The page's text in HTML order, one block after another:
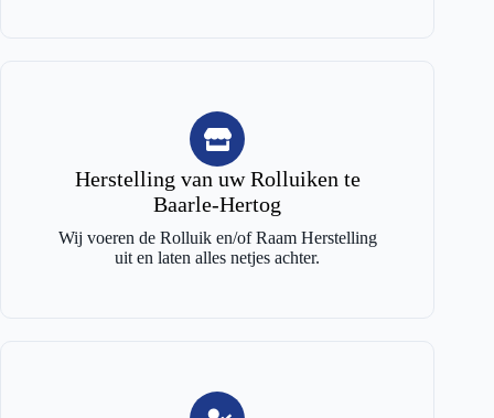
Herstelling van uw Rolluiken te
Baarle-Hertog
Wij voeren de Rolluik en/of Raam Herstelling
uit en laten alles netjes achter.